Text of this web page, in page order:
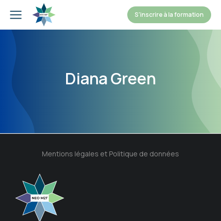
S'inscrire à la formation
Diana Green
Mentions légales et Politique de données